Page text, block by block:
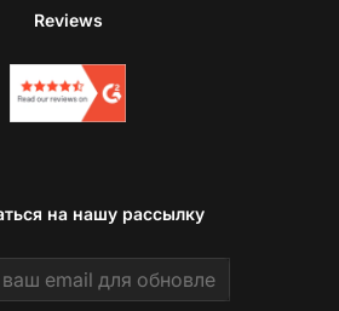
Reviews
на нашу рассылку